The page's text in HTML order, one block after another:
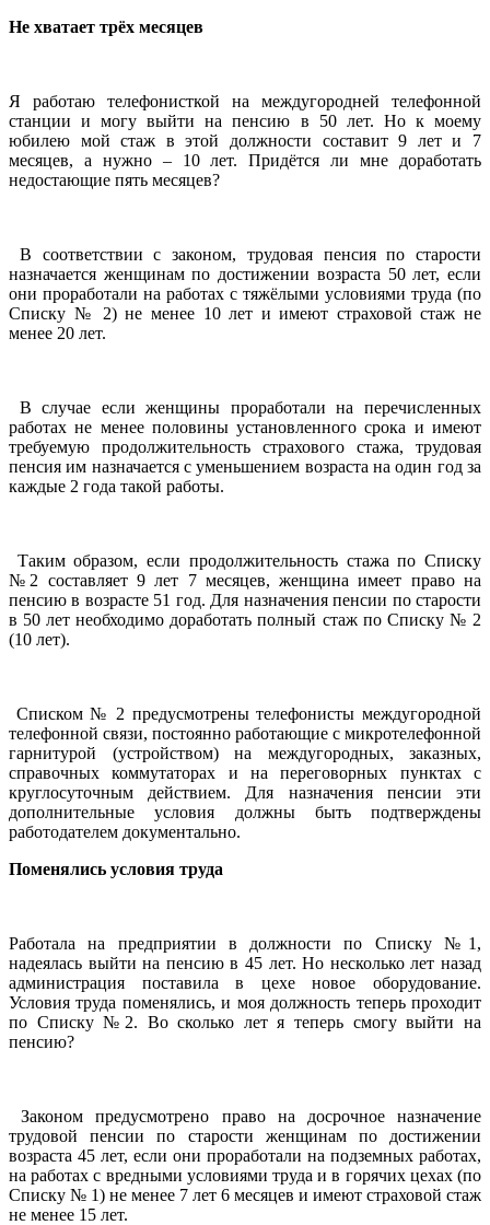
Не хватает трёх месяцев
Я работаю телефонисткой на междугородней телефонной
станции и могу выйти на пенсию в 50 лет. Но к моему
юбилею мой стаж в этой должности составит 9 лет и 7
месяцев, а нужно – 10 лет. Придётся ли мне доработать
недостающие пять месяцев?
В соответствии с законом, трудовая пенсия по старости
назначается женщинам по достижении возраста 50 лет, если
они проработали на работах с тяжёлыми условиями труда (по
Списку № 2) не менее 10 лет и имеют страховой стаж не
менее 20 лет.
В случае если женщины проработали на перечисленных
работах не менее половины установленного срока и имеют
требуемую продолжительность страхового стажа, трудовая
пенсия им назначается с уменьшением возраста на один год за
каждые 2 года такой работы.
Таким образом, если продолжительность стажа по Списку
№2 составляет 9 лет 7 месяцев, женщина имеет право на
пенсию в возрасте 51 год. Для назначения пенсии по старости
в 50 лет необходимо доработать полный стаж по Списку № 2
(10 лет).
Списком № 2 предусмотрены телефонисты междугородной
телефонной связи, постоянно работающие с микротелефонной
гарнитурой (устройством) на междугородных, заказных,
справочных коммутаторах и на переговорных пунктах с
круглосуточным действием. Для назначения пенсии эти
дополнительные условия должны быть подтверждены
работодателем документально.
Поменялись условия труда
Работала на предприятии в должности по Списку №1,
надеялась выйти на пенсию в 45 лет. Но несколько лет назад
администрация поставила в цехе новое оборудование.
Условия труда поменялись, и моя должность теперь проходит
по Списку №2. Во сколько лет я теперь смогу выйти на
пенсию?
Законом предусмотрено право на досрочное назначение
трудовой пенсии по старости женщинам по достижении
возраста 45 лет, если они проработали на подземных работах,
на работах с вредными условиями труда и в горячих цехах (по
Списку № 1) не менее 7 лет 6 месяцев и имеют страховой стаж
не менее 15 лет.